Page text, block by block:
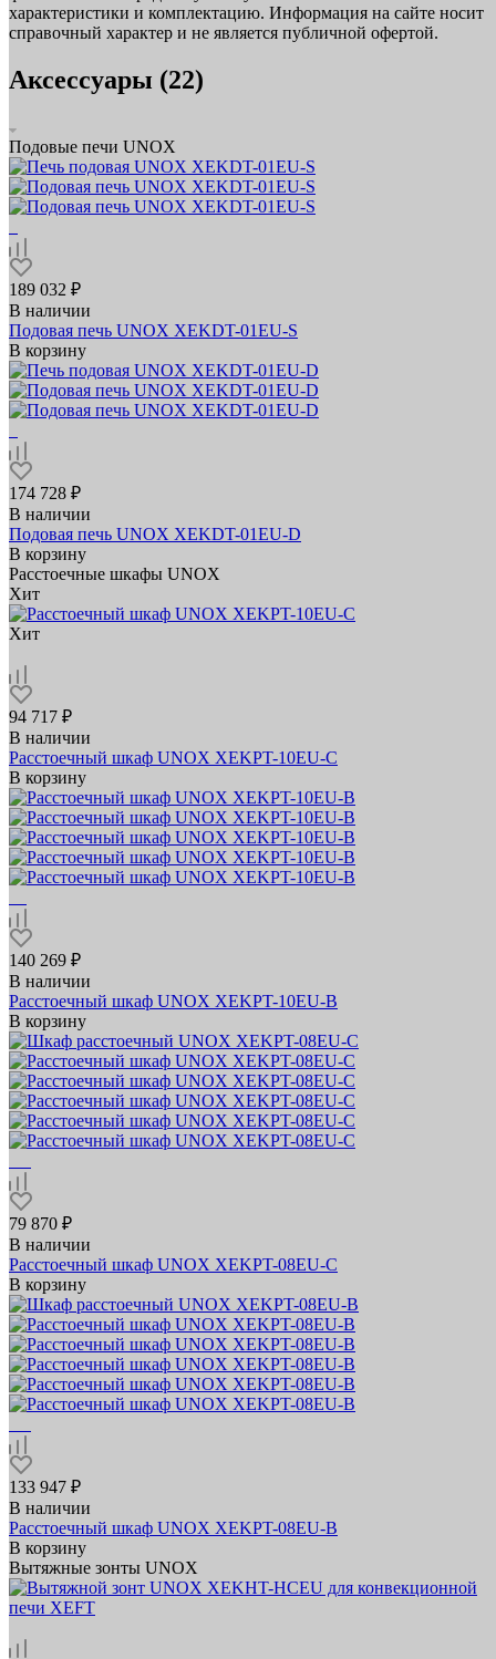
характеристики и комплектацию. Информация на сайте носит
справочный характер и не является публичной офертой.
Аксессуары (22)
Подовые печи UNOX
189 032 ₽
В наличии
Подовая печь UNOX XEKDT-01EU-S
В корзину
174 728 ₽
В наличии
Подовая печь UNOX XEKDT-01EU-D
В корзину
Расстоечные шкафы UNOX
Хит
Хит
94 717 ₽
В наличии
Расстоечный шкаф UNOX XEKPT-10EU-C
В корзину
140 269 ₽
В наличии
Расстоечный шкаф UNOX XEKPT-10EU-B
В корзину
79 870 ₽
В наличии
Расстоечный шкаф UNOX XEKPT-08EU-C
В корзину
133 947 ₽
В наличии
Расстоечный шкаф UNOX XEKPT-08EU-B
В корзину
Вытяжные зонты UNOX